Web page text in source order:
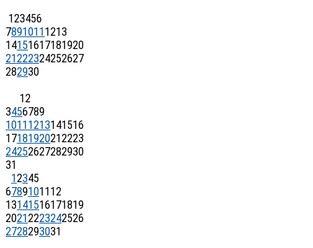
123456
78910111213
14151617181920
21222324252627
282930
12
3456789
10111213141516
17181920212223
24252627282930
31
12345
6789101112
13141516171819
20212223242526
2728293031